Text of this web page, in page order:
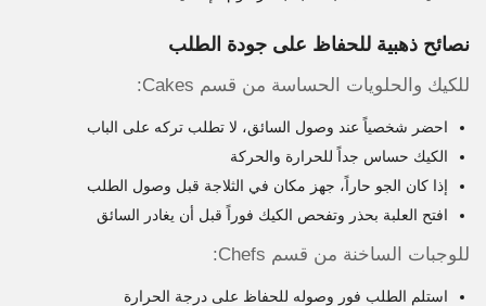
نصائح ذهبية للحفاظ على جودة الطلب
للكيك والحلويات الحساسة من قسم Cakes:
احضر شخصياً عند وصول السائق، لا تطلب تركه على الباب
الكيك حساس جداً للحرارة والحركة
إذا كان الجو حاراً، جهز مكان في الثلاجة قبل وصول الطلب
افتح العلبة بحذر وتفحص الكيك فوراً قبل أن يغادر السائق
للوجبات الساخنة من قسم Chefs:
استلم الطلب فور وصوله للحفاظ على درجة الحرارة